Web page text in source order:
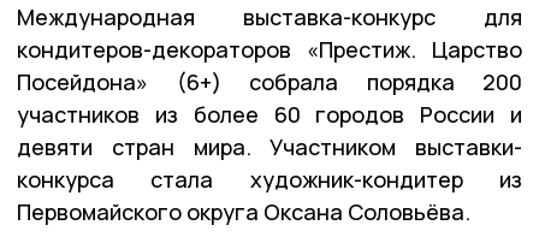
Международная выставка-конкурс для
кондитеров-декораторов «Престиж. Царство
Посейдона» (6+) собрала порядка 200
участников из более 60 городов России и
девяти стран мира. Участником выставки-
конкурса стала художник-кондитер из
Первомайского округа Оксана Соловьёва.